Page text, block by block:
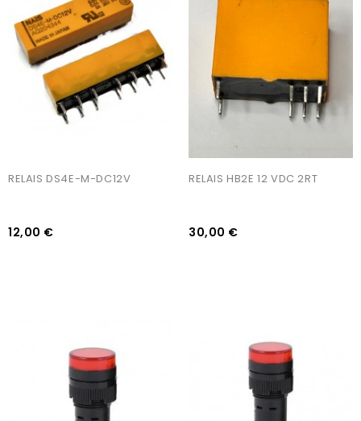
RELAIS DS4E-M-DC12V
12,00 €
RELAIS HB2E 12 VDC 2RT
30,00 €